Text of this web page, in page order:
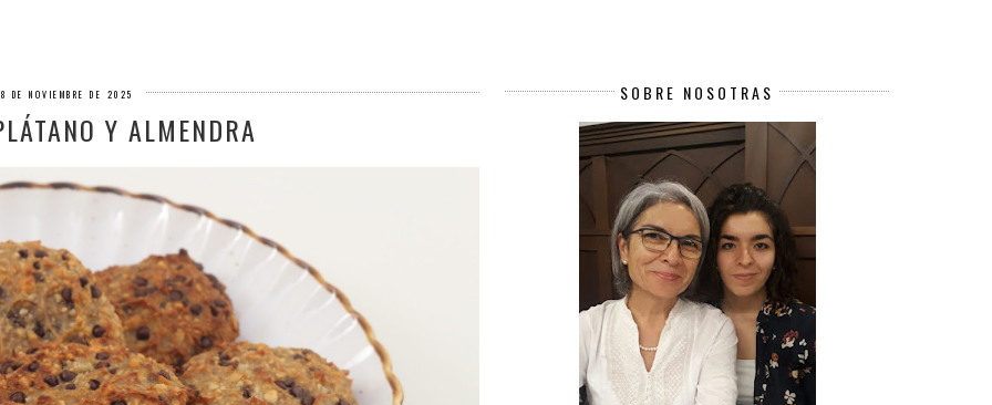
DE NOVIEMBRE DE 2025
Y ALMENDRA
SOBRE NOSOTRAS